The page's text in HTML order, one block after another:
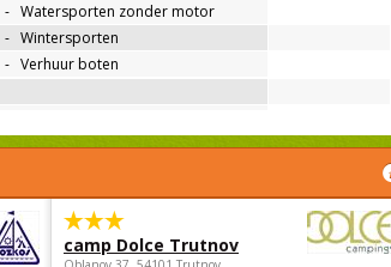
- Watersporten zonder motor
- Wintersporten
- Verhuur boten
camp Dolce Trutnov